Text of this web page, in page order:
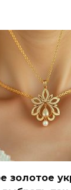
золотое